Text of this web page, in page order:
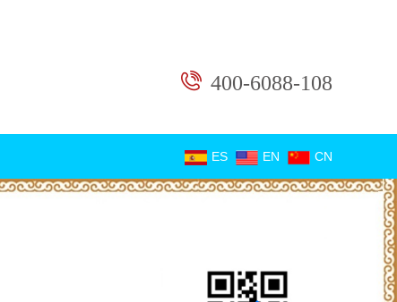
400-6088-108
ES EN CN